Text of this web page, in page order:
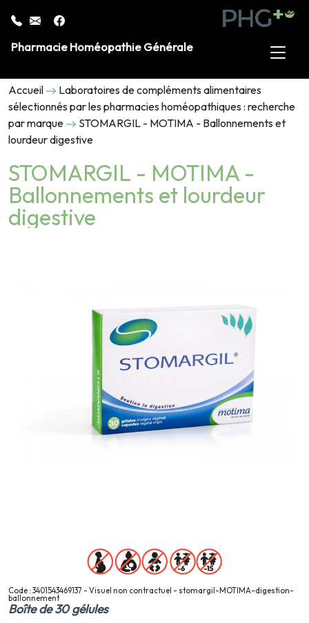
Pharmacie Homéopathie Générale
Accueil
Laboratoires de compléments alimentaires
sélectionnés par les pharmacies homéopathiques : recherche
par marque
STOMARGIL - MOTIMA - Ballonnements et
lourdeur digestive
STOMARGIL - MOTIMA -
Ballonnements et lourdeur
digestive
Code : 3401543469137 - Visuel non contractuel - stomargil-MOTIMA-digestion-
ballonnement
Boîte de 30 gélules